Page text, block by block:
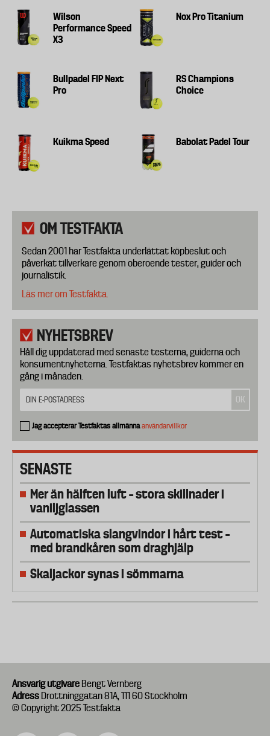
Wilson
Performance Speed
X3
Nox Pro Titanium
Bullpadel FIP Next
Pro
RS Champions
Choice
Kuikma Speed Babolat Padel Tour
OM TESTFAKTA
Sedan 2001 har Testfakta underlättat köpbeslut och
påverkat tillverkare genom oberoende tester, guider och
journalistik.
Läs mer om Testfakta.
NYHETSBREV
Håll dig uppdaterad med senaste testerna, guiderna och
konsumentnyheterna. Testfaktas nyhetsbrev kommer en
gång i månaden.
Jag accepterar Testfaktas allmännaanvändarvillkor
SENASTE
Mer än hälften luft – stora skillnader i
vaniljglassen
Automatiska slangvindor i hårt test –
med brandkåren som draghjälp
Skaljackor synas i sömmarna
Ansvarig utgivare Bengt Vernberg
Adress Drottninggatan 81A, 111 60 Stockholm
© Copyright 2025 Testfakta